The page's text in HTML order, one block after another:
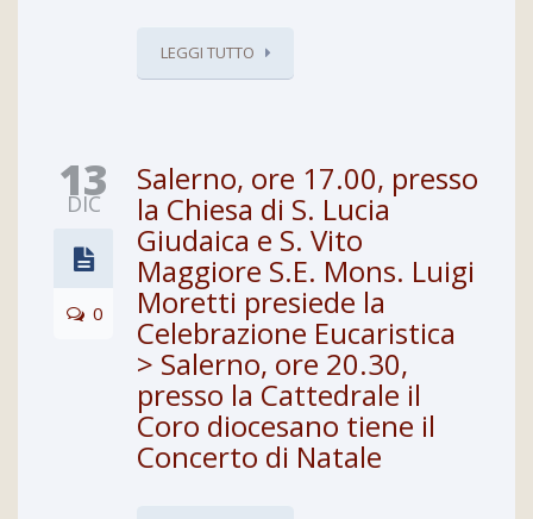
LEGGI TUTTO
13
DIC
0
Salerno, ore 17.00, presso
la Chiesa di S. Lucia
Giudaica e S. Vito
Maggiore S.E. Mons. Luigi
Moretti presiede la
Celebrazione Eucaristica
> Salerno, ore 20.30,
presso la Cattedrale il
Coro diocesano tiene il
Concerto di Natale